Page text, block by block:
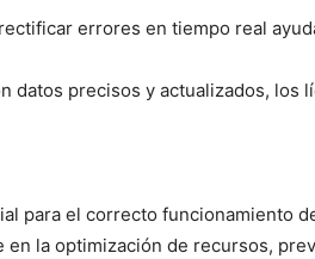
errores en tiempo real
datos precisos y actualizados, los
para el correcto funcionamiento
la optimización de recursos,